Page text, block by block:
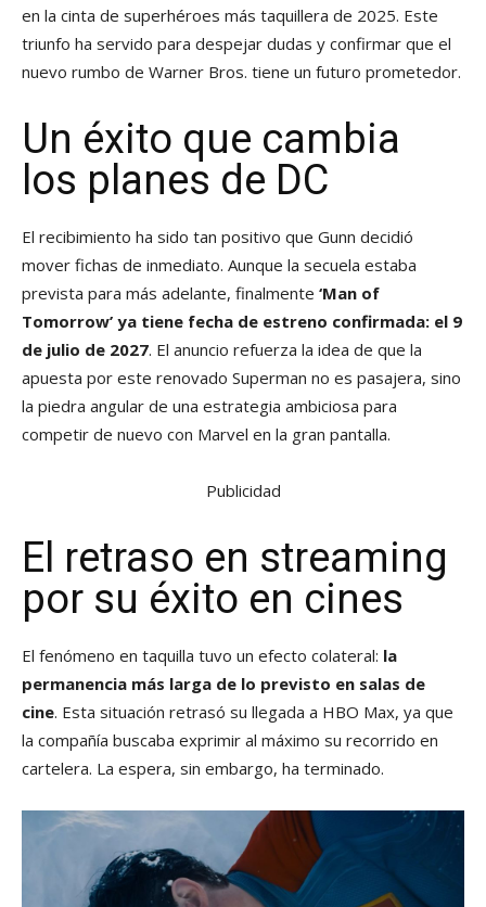
en la cinta de superhéroes más taquillera de 2025. Este
triunfo ha servido para despejar dudas y confirmar que el
nuevo rumbo de Warner Bros. tiene un futuro prometedor.
Un éxito que cambia
los planes de DC
El recibimiento ha sido tan positivo que Gunn decidió
mover fichas de inmediato. Aunque la secuela estaba
prevista para más adelante, finalmente ‘Man of
Tomorrow’ ya tiene fecha de estreno confirmada: el 9
de julio de 2027. El anuncio refuerza la idea de que la
apuesta por este renovado Superman no es pasajera, sino
la piedra angular de una estrategia ambiciosa para
competir de nuevo con Marvel en la gran pantalla.
Publicidad
El retraso en streaming
por su éxito en cines
El fenómeno en taquilla tuvo un efecto colateral: la
permanencia más larga de lo previsto en salas de
cine. Esta situación retrasó su llegada a HBO Max, ya que
la compañía buscaba exprimir al máximo su recorrido en
cartelera. La espera, sin embargo, ha terminado.